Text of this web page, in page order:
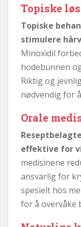
Topiske
Topiske
stimulere
Minoxidil
hodebunnen
Riktig og
nødvendig for
Orale
effektive for
medisinene
ansvarlig for
spesielt hos
for å overvåke